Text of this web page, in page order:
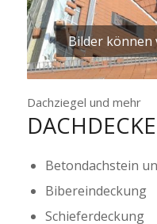
Bilder können
Dachziegel und mehr
Betondachstein
Bibereindeckung
Schieferdeckung